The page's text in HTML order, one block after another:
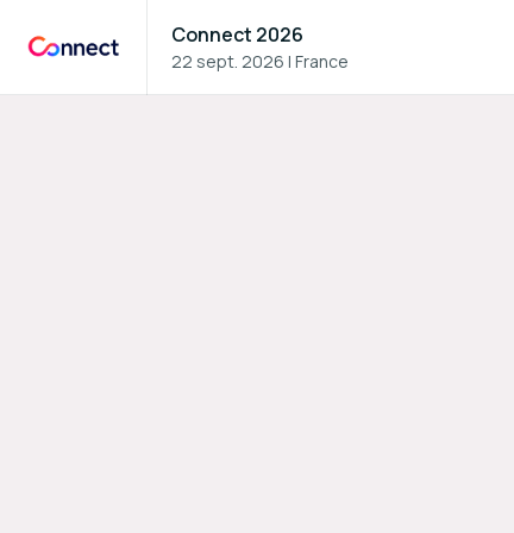
Connect 2026
22 sept. 2026 | France